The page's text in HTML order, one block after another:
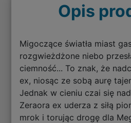
Opis
Migoczące światła miast
rozgwieżdżone niebo
ciemność... To znak, że
ex, niosąc ze sobą aurę
Jednak w cieniu czai się
Zeraora ex uderza z siłą
mrok i torując drogę dla